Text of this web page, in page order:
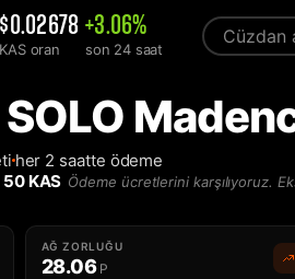
$0.02678
KAS oran
+3.06%
son 24 saat
her 2 saatte ödeme
50 KAS Ödeme ücretlerini karşılıyoruz.
AĞ ZORLUĞU
28.06 P